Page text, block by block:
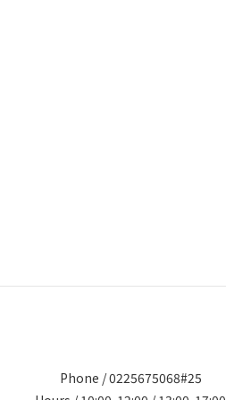
Phone / 0225675068#25